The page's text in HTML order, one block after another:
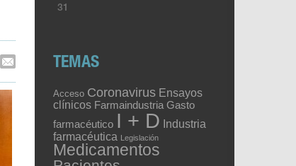
31
TEMAS
Acceso Coronavirus Ensayos
clínicos Farmaindustria Gasto
farmacéutico I + D Industria
farmacéutica Legislación
Medicamentos